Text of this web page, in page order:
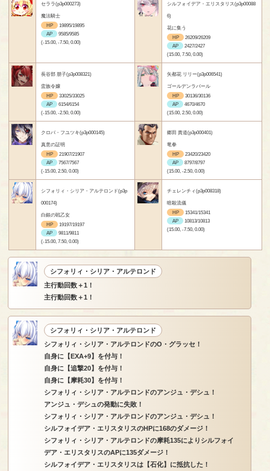
セララ(p3p000273)
魔法騎士
HP
19895/19895
AP
9585/9585
(-15.00, -7.50, 0.00)
シルフォイデア・エリスタリス(p3p00088
6)
花に集う
HP
26209/26209
AP
2427/2427
(15.00, 7.50, 0.00)
長谷部 朋子(p3p008321)
蛮族令嬢
HP
33025/33025
AP
6154/6154
(-15.00, -2.50, 0.00)
矢都花 リリー(p3p006541)
ゴールデンラバール
HP
30136/30136
AP
4670/4670
(15.00, 2.50, 0.00)
クロバ・フユツキ(p3p000145)
真意の証明
HP
21907/21907
AP
7567/7567
(-15.00, 2.50, 0.00)
郷田 貴道(p3p000401)
竜拳
HP
23420/23420
AP
8797/8797
(15.00, -2.50, 0.00)
シフォリィ・シリア・アルテロンド(p3p
000174)
白銀の戦乙女
HP
19197/19197
AP
9811/9811
(-15.00, 7.50, 0.00)
チェレンチィ(p3p008318)
暗殺流儀
HP
15341/15341
AP
10813/10813
(15.00, -7.50, 0.00)
シフォリィ・シリア・アルテロンド
主行動回数＋1！
主行動回数＋1！
シフォリィ・シリア・アルテロンド
シフォリィ・シリア・アルテロンドのO・グラッセ！
自身に【EXA+9】を付与！
自身に【追撃20】を付与！
自身に【摩耗30】を付与！
シフォリィ・シリア・アルテロンドのアンジュ・デシュ！
アンジュ・デシュの発動に失敗！
シフォリィ・シリア・アルテロンドのアンジュ・デシュ！
シルフォイデア・エリスタリスのHPに168のダメージ！
シフォリィ・シリア・アルテロンドの摩耗135によりシルフォイ
デア・エリスタリスのAPに135ダメージ！
シルフォイデア・エリスタリスは【石化】に抵抗した！